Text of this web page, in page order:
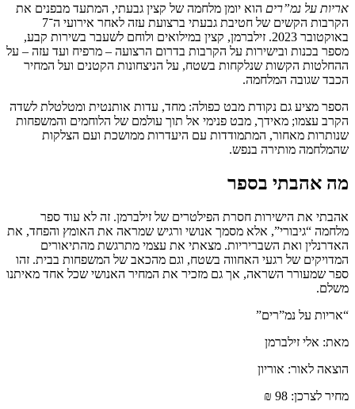
אריות על נמ”רים הוא יומן מלחמה של קצין גבעתי, המתעד מבפנים את
הקרבות הקשים של חטיבת גבעתי ברצועת עזה לאחר אירועי ה־7
באוקטובר 2023. זילברמן, קצין במילואים ולוחם לשעבר בשירות קבע,
מספר בכנות ובישירות על הקרבות בדרום הרצועה – מרפיח ועד עזה – על
ההחלטות הקשות שנלקחות בשטח, על הניצחונות הקטנים ועל המחיר
הכבד שגובה המלחמה.
הספר מציע גם נקודת מבט כפולה: מחד, עדות אותנטית ומטלטלת לשדה
הקרב עצמו; מאידך, מבט פנימי אל תוך עולמם של הלוחמים והמשפחות
שנותרות מאחור, המתמודדות עם היעדרות ממושכת ועם הצלקות
שהמלחמה מותירה בנפש.
מה אהבתי בספר
אהבתי את הישירות חסרת הפילטרים של זילברמן. זה לא עוד ספר
מלחמה “גיבורי”, אלא מסמך אנושי ורגיש שמראה את האומץ והפחד, את
האדרנלין ואת השבריריות. מצאתי את עצמי מתרגשת מהתיאורים
המדויקים של רגעי האחווה בשטח, וגם מהכאב של המשפחות בבית. זהו
ספר שמעורר השראה, אך גם מזכיר את המחיר האנושי שכל אחד מאיתנו
משלם.
“אריות על נמ”רים”
מאת: אלי זילברמן
הוצאה לאור: אוריון
מחיר לצרכן: 98 ₪